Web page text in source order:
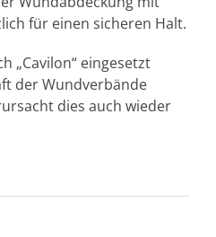
für einen sicheren Halt.
„Cavilon“ eingesetzt
der Wundverbände
dies auch wieder